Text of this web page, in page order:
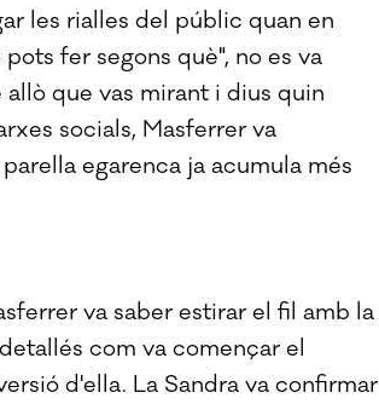
les rialles del públic quan en
fer segons què", no es va
allò que vas mirant i dius quin
socials, Masferrer va
egarenca ja acumula més
va saber estirar el fil amb la
com va començar el
d'ella. La Sandra va confirmar